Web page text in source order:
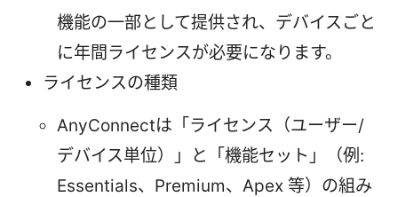
機能の一部として提供され、デバイスごと
に年間ライセンスが必要になります。
ライセンスの種類
AnyConnectは「ライセンス（ユーザー/
デバイス単位）」と「機能セット」（例:
Essentials、Premium、Apex 等）の組み